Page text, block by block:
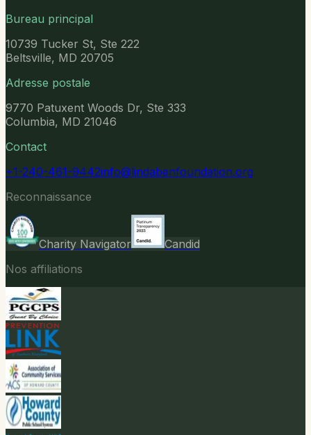
Bureau principal
10739 Tucker St, Ste 222
Beltsville, MD 20705
Adresse postale
9770 Patuxent Woods Dr, Ste 333
Columbia, MD 21046
Contact
+1-240-461-9442info@lindabenfoundation.org
Reconnaissance
Charity Navigator
Candid
Nos affiliations